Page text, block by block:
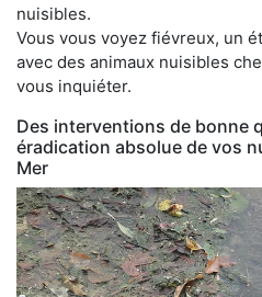
nuisibles.
Vous vous voyez fiévreux, un
avec des animaux nuisibles
vous inquiéter.
Des interventions de bonne
éradication absolue de vos
Mer